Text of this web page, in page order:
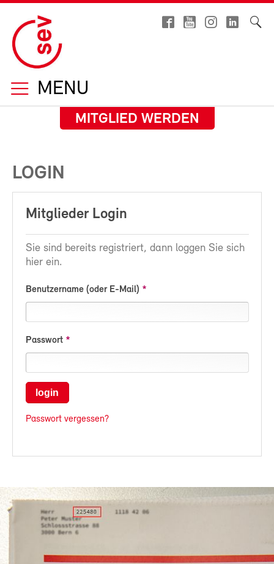
MENU
MITGLIED WERDEN
LOGIN
Mitglieder Login
Sie sind bereits registriert, dann loggen Sie sich
hier ein.
Benutzername (oder E-Mail)
Passwort
login
Passwort vergessen?